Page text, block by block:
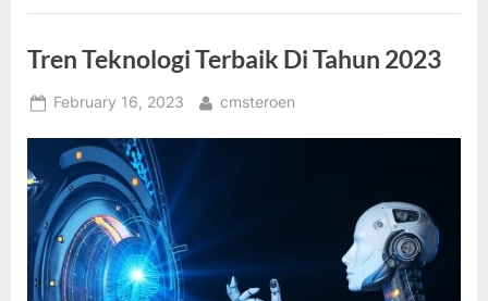
Tren Teknologi Terbaik Di Tahun 2023
Posted
February 16, 2023 By
cmsteroen